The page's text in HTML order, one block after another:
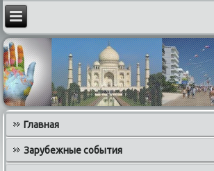
Главная
Зарубежные события